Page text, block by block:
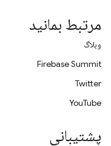
مرتبط بمانید
وبلاگ
Firebase Summit
Twitter
YouTube
پشتیبانی